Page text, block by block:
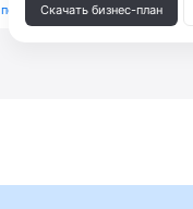
получить бизнес-план ↓
Скачать бизнес-план